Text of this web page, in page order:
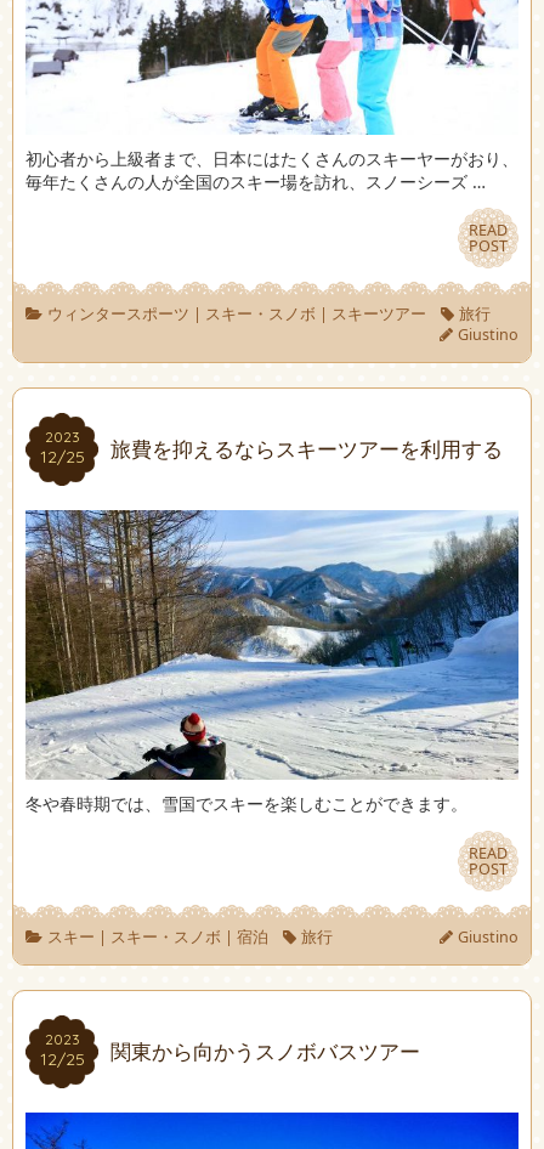
初心者から上級者まで、日本にはたくさんのスキーヤーがおり、
毎年たくさんの人が全国のスキー場を訪れ、スノーシーズ …
READ
POST
READ
POST
ウィンタースポーツ | スキー・スノボ | スキーツアー
旅行
Giustino
2023
12/25
2023
12/25 旅費を抑えるならスキーツアーを利用する
冬や春時期では、雪国でスキーを楽しむことができます。
READ
POST
READ
POST
スキー | スキー・スノボ | 宿泊 旅行 Giustino
2023
12/25
2023
12/25 関東から向かうスノボバスツアー